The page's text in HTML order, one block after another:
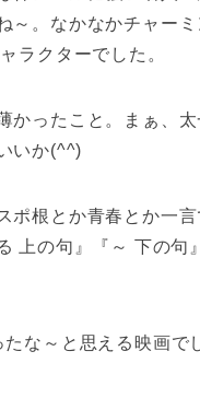
～。なかなかチャー
ラクターでした。
かったこと。まぁ、
いか(^^)
ポ根とか青春とか一
上の句』『～ 下の句
な～と思える映画で